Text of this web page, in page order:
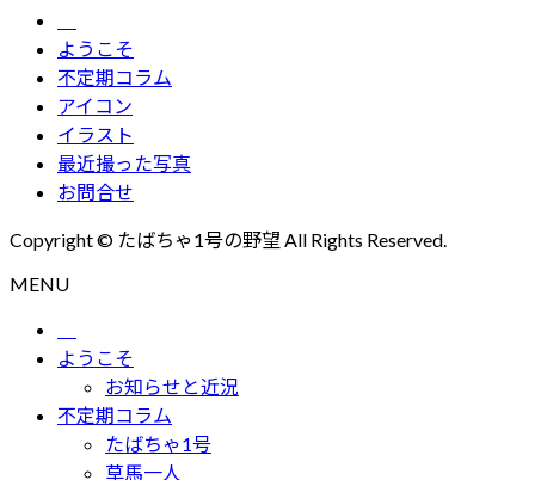
ようこそ
不定期コラム
アイコン
イラスト
最近撮った写真
お問合せ
Copyright © たばちゃ1号の野望 All Rights Reserved.
MENU
ようこそ
お知らせと近況
不定期コラム
たばちゃ1号
草馬一人